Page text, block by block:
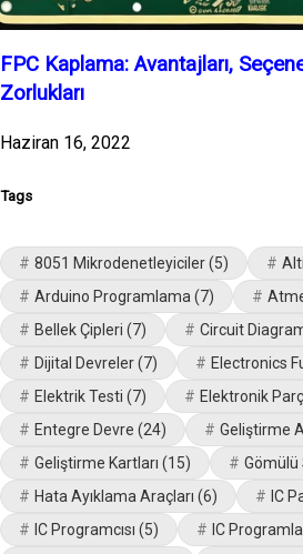
FPC Kaplama: Avantajları,
Zorlukları
Haziran 16, 2022
Tags
8051 Mikrodenetleyiciler(5)
Arduino Programlama(7)
Bellek Çipleri (7) Circuit
Dijital Devreler(7) Electronics
Elektrik Testi (7) Elektronik
Entegre Devre (24) Geliştirme
Geliştirme Kartları (15)
Hata Ayıklama Araçları (6) IC
IC Programcısı (5) IC